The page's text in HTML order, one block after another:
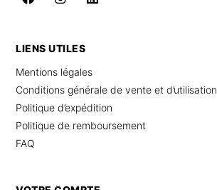
LIENS UTILES
Mentions légales
Conditions générale de vente et d’utilisation
Politique d’expédition
Politique de remboursement
FAQ